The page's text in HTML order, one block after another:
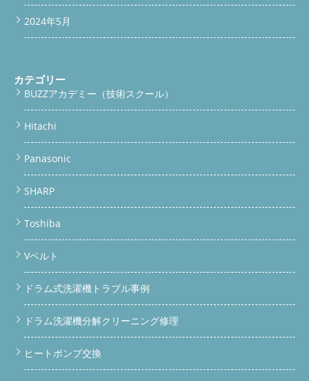
2024年5月
カテゴリー
BUZZアカデミー（技術スクール）
Hitachi
Panasonic
SHARP
Toshiba
Vベルト
ドラム式洗濯機トラブル事例
ドラム洗濯機分解クリーニング修理
ヒートポンプ交換